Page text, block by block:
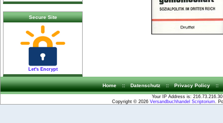
Secure Site
Let's Encrypt
Home :: Datenschutz :: Privacy Policy ::
Your IP Address is: 216.73.216.30
Copyright © 2026 Versandbuchhandel Scriptorium .